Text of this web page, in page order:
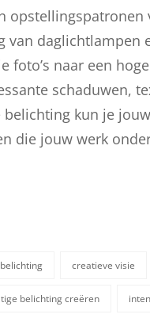
van
foto’s naar een
schaduwen,
kun je
die jouw werk
belichting creatieve visie
belichting creëren